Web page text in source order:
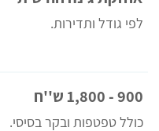
לפי גודל ותדירות.
900 - 1,800 ש''ח
כולל טפטפות ובקר בסיסי.